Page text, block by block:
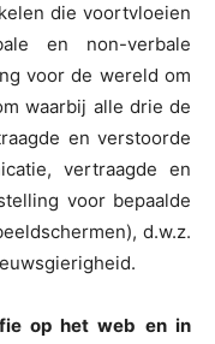
die voortvloeien
en non-verbale
voor de wereld om
waarbij alle drie de
en verstoorde
vertraagde en
voor bepaalde
d.w.z.
op het web en in